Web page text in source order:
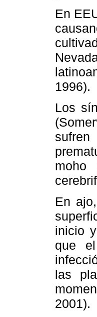
En
1996).
Los
En
inicio
que
las
2001).